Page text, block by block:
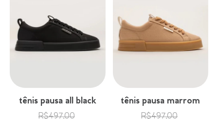
tênis pausa all black
R$497,00
tênis pausa marrom
R$497,00